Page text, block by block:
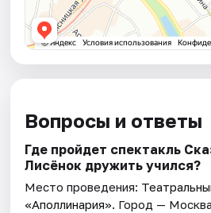
Вопросы и ответы
Где пройдет спектакль
Лисёнок дружить учился?
Место проведения:
«Аполлинария». Город —